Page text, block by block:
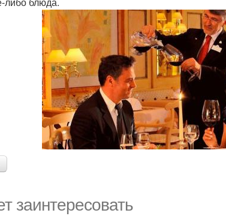
заинтересовать